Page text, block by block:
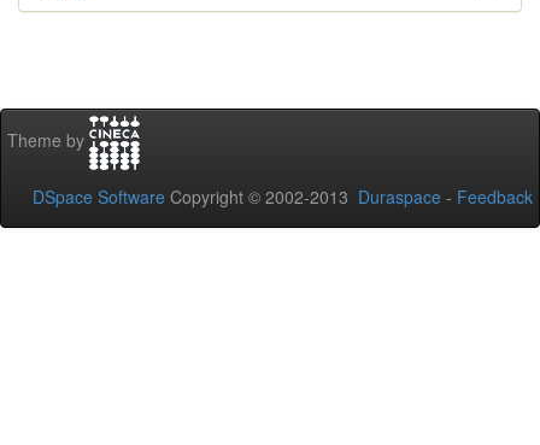
Theme by
DSpace Software Copyright © 2002-2013 Duraspace - Feedback